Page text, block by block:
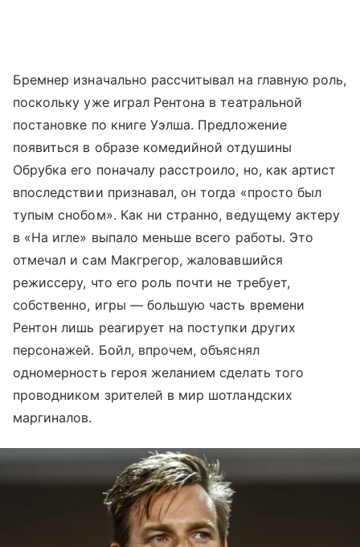
Бремнер изначально рассчитывал на главную роль,
поскольку уже играл Рентона в театральной
постановке по книге Уэлша. Предложение
появиться в образе комедийной отдушины
Обрубка его поначалу расстроило, но, как артист
впоследствии признавал, он тогда «просто был
тупым снобом». Как ни странно, ведущему актеру
в «На игле» выпало меньше всего работы. Это
отмечал и сам Макгрегор, жаловавшийся
режиссеру, что его роль почти не требует,
собственно, игры — большую часть времени
Рентон лишь реагирует на поступки других
персонажей. Бойл, впрочем, объяснял
одномерность героя желанием сделать того
проводником зрителей в мир шотландских
маргиналов.